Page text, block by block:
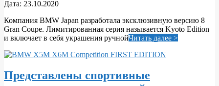
2020-
23
Дата: 23.10.2020
Компания BMW Japan разработала эксклюзивную версию 8
Gran Coupe. Лимитированная серия называется Kyoto Edition
и включает в себя украшения ручнойЧитать далее >
Представлены спортивные